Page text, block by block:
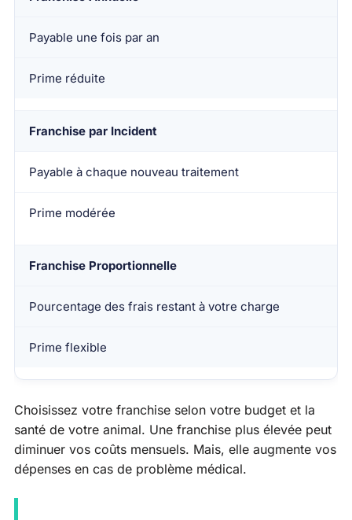
Payable une fois par an
Prime réduite
Franchise par Incident
Payable à chaque nouveau traitement
Prime modérée
Franchise Proportionnelle
Pourcentage des frais restant à votre charge
Prime flexible
Choisissez votre franchise selon votre budget et la
santé de votre animal. Une franchise plus élevée peut
diminuer vos coûts mensuels. Mais, elle augmente vos
dépenses en cas de problème médical.